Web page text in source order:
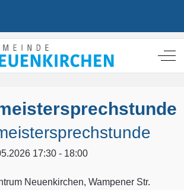
Off-
17:30 - 18:00
Neuenkirchen, Wampener Str.